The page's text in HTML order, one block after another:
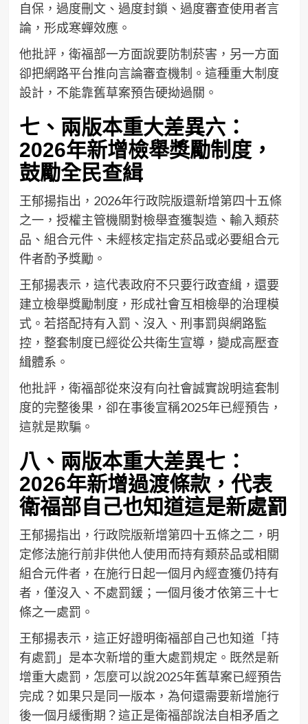
自保，過度刪文、過度封鎖、過度審查使用者言
論，形成寒蟬效應。
他批評，衛福部一方面說要防制菸害，另一方面
卻把網路平台推向言論審查機制。這種重大制度
設計，不能靠舊草案預告硬拗過關。
七、兩版本重大差異六：
2026年新增檢舉獎勵制度，
鼓勵全民查緝
王郁揚指出，2026年行政院版還新增第四十五條
之一，授權主管機關對檢舉查獲製造、輸入類菸
品、組合元件、未經核定指定菸品或必要組合元
件者酌予獎勵。
王郁揚表示，這代表政府不只要行政查緝，還要
建立檢舉獎勵制度，形成社會互相檢舉的治理模
式。若搭配持有入罰、沒入、刑事罰與網路監
控，整套制度已經從公共衛生宣導，變成高壓查
緝體系。
他批評，衛福部從來沒有向社會誠實說明這套制
度的完整後果，卻在事後宣稱2025年已經預告，
這就是欺騙。
八、兩版本重大差異七：
2026年新增過渡條款，代表
衛福部自己也知道這是新處罰
王郁揚指出，行政院版新增第四十五條之二，明
定修法施行前非供他人使用而持有類菸品或相關
組合元件者，在施行日起一個月內經查獲仍持有
者，僅沒入、不處罰鍰；一個月後才依第三十七
條之一處罰。
王郁揚表示，這正好證明衛福部自己也知道「持
有處罰」是本次新增的重大處罰規定。既然是新
增重大處罰，怎麼可以說2025年舊草案已經預告
完成？如果只是同一版本，為何還需要新增施行
後一個月緩衝期？這正是衛福部說法自相矛盾之